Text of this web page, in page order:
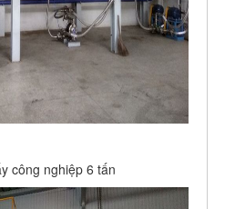
công nghiệp 6 tấn